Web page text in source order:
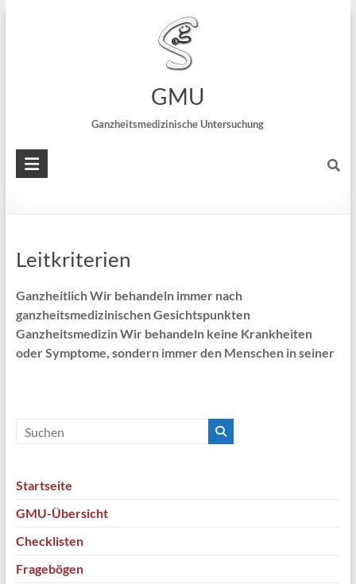
~ Speckweg 22 ~ 68305 Mannheim :::
Leistungen der Ganzheitsmedizin
GMU
Ganzheitsmedizinische Untersuchung
Ayurveda
Leitkriterien
Ganzheitlich Wir behandeln immer nach
ganzheitsmedizinischen Gesichtspunkten
Ganzheitsmedizin Wir behandeln keine Krankheiten
oder Symptome, sondern immer den Menschen in seiner
Startseite
GMU-Übersicht
Checklisten
Fragebögen